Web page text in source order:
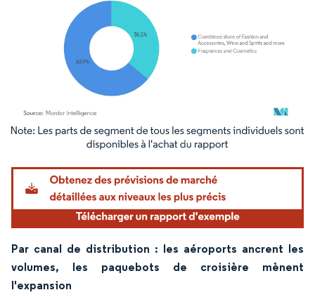
Image © Mordor Intelligence. La réutilisation nécessite une attribution sous CC BY
Par canal de distribution : les aéroports ancrent les
volumes, les paquebots de croisière mènent
l'expansion